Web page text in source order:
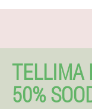
TELLIMA
50%